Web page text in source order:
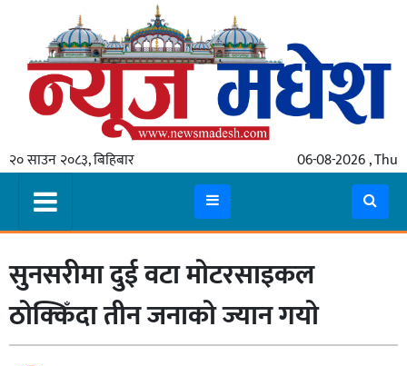
२० साउन २०८३, बिहिबार 06-08-2026 , Thu
गृहपृष्ठ
स्थानीय
प्रदेश
मधेश
प्रदेश
लुम्बिनी
सुनसरीमा दुई वटा माेटरसाइकल
ठाेक्किँदा तीन जनाकाे ज्यान गयाे